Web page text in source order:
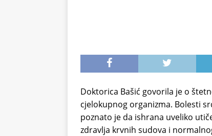
Doktorica Bašić govorila je o
cjelokupnog organizma. Bolesti
poznato je da ishrana uveliko
zdravlja krvnih sudova i